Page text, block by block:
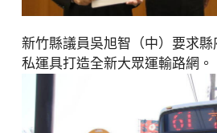
新竹縣議員吳旭智（中）要求縣
私運具打造全新大眾運輸路網。